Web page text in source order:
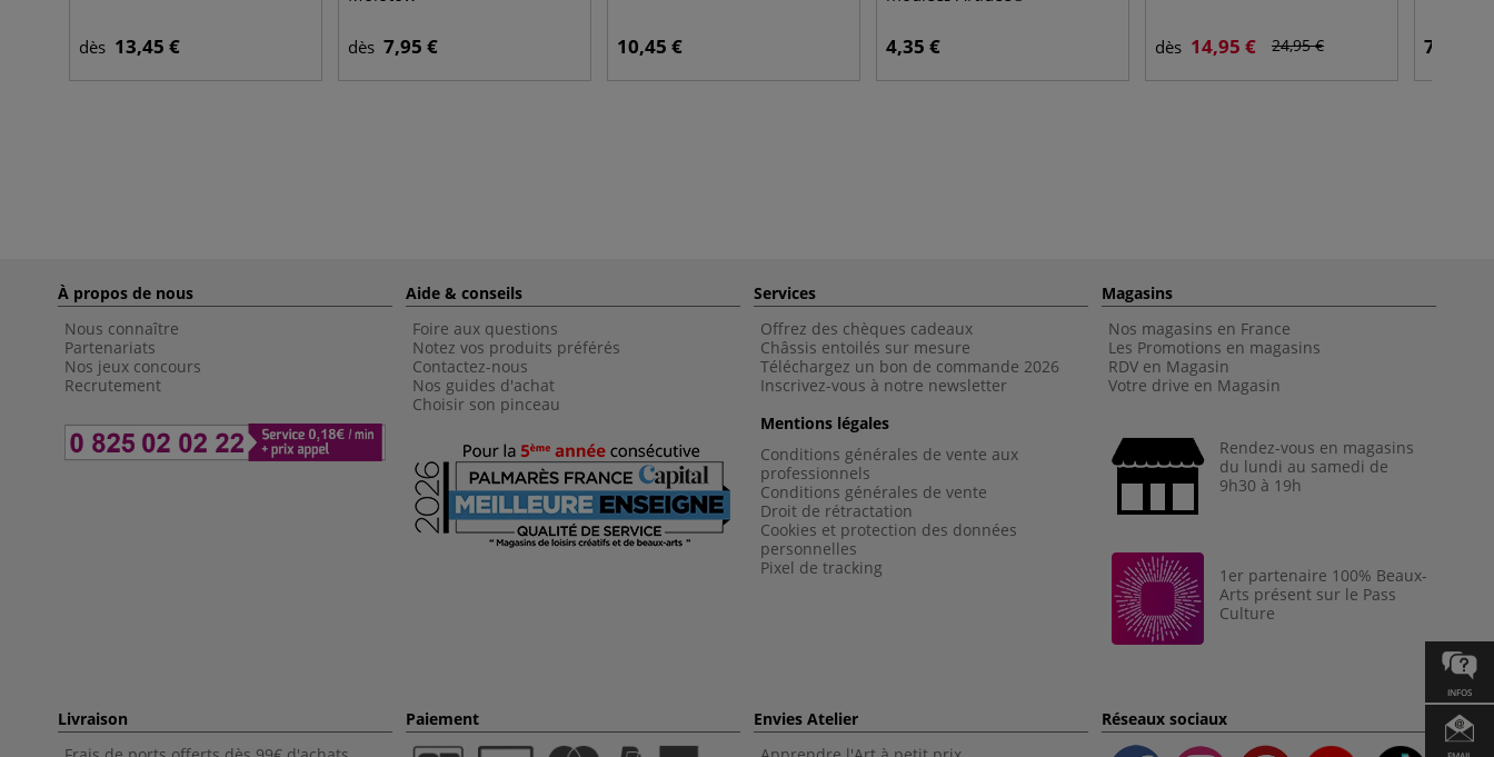
INFOS
dès 13,45 € dès 7,95 € 10,45 € 4,35 € dès 14,95 € 24,95 € 7,95 €
À propos de nous
Nous connaître
Partenariats
Nos jeux concours
Recrutement
Aide & conseils
Foire aux questions
Notez vos produits préférés
Contactez-nous
Nos guides d'achat
Choisir son pinceau
Services
Offrez des chèques cadeaux
Châssis entoilés sur mesure
Téléchargez un bon de commande 2026
Inscrivez-vous à notre newsletter
Mentions légales
Conditions générales de vente aux
professionnels
Conditions générales de vente
Droit de rétractation
Cookies et protection des données
personnelles
Pixel de tracking
Magasins
Nos magasins en France
Les Promotions en magasins
RDV en Magasin
Votre drive en Magasin
Rendez-vous en magasins
du lundi au samedi de
9h30 à 19h
1er partenaire 100% Beaux-
Arts présent sur le Pass
Culture
Livraison
Paiement
Envies Atelier
Réseaux sociaux